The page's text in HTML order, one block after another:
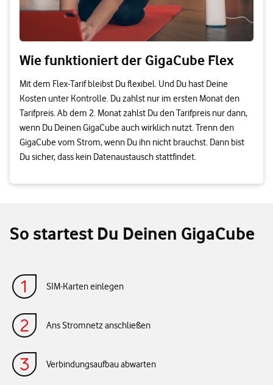
Wie funktioniert der GigaCube Flex
Mit dem Flex-Tarif bleibst Du flexibel. Und Du hast Deine
Kosten unter Kontrolle. Du zahlst nur im ersten Monat den
Tarifpreis. Ab dem 2. Monat zahlst Du den Tarifpreis nur dann,
wenn Du Deinen GigaCube auch wirklich nutzt. Trenn den
GigaCube vom Strom, wenn Du ihn nicht brauchst. Dann bist
Du sicher, dass kein Datenaustausch stattfindet.
So startest Du Deinen GigaCube
SIM-Karten einlegen
Ans Stromnetz anschließen
Verbindungsaufbau abwarten